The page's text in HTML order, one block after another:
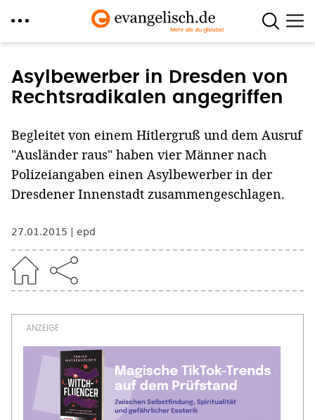
zum
Inhalt
Asylbewerber in Dresden von
Rechtsradikalen angegriffen
Begleitet von einem Hitlergruß und dem Ausruf
"Ausländer raus" haben vier Männer nach
Polizeiangaben einen Asylbewerber in der
Dresdener Innenstadt zusammengeschlagen.
27.01.2015 epd